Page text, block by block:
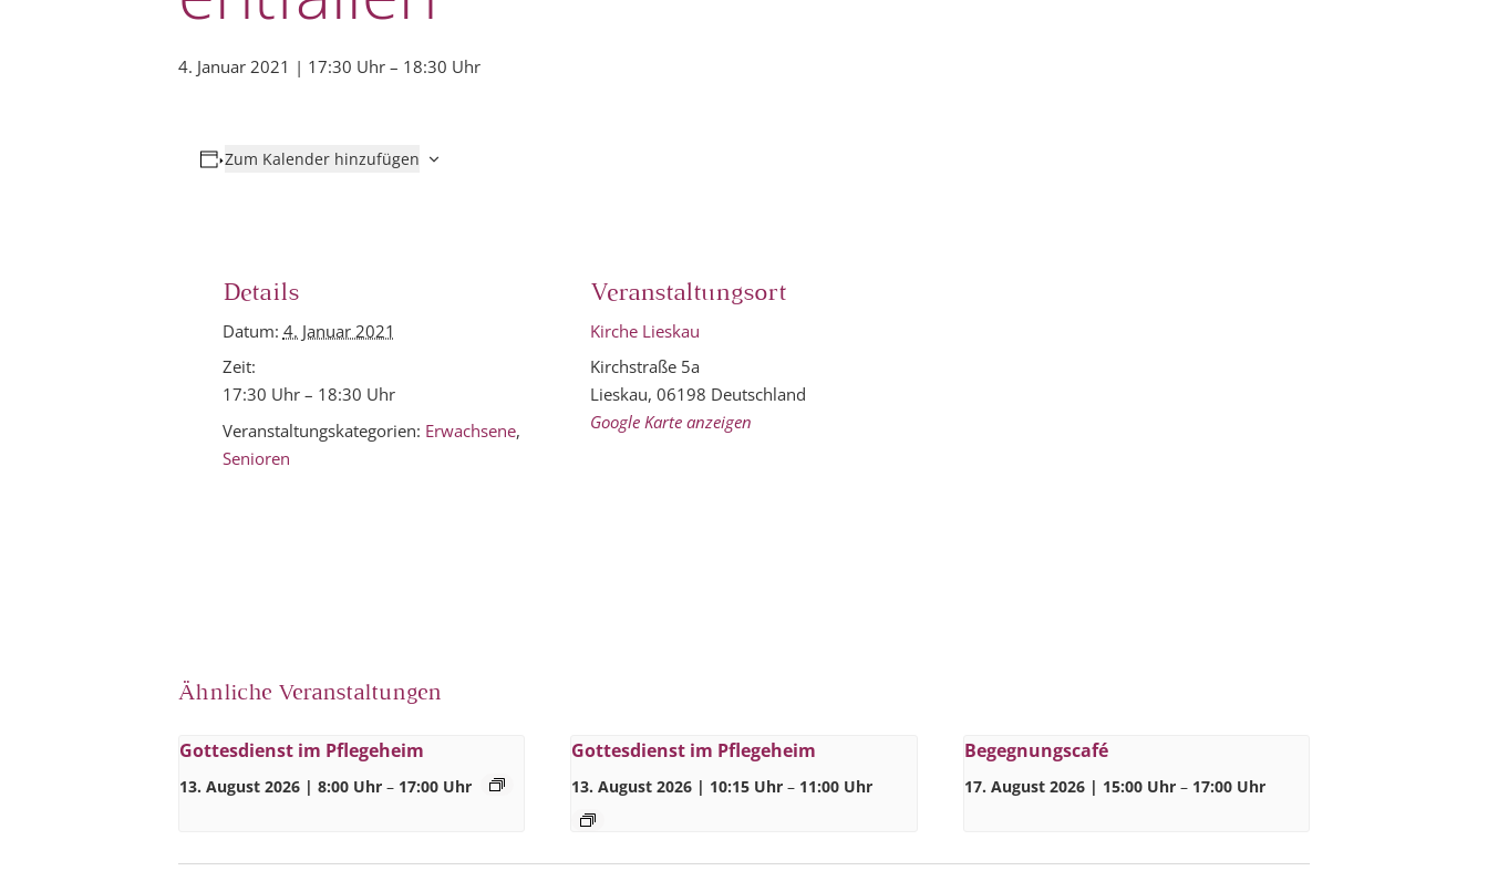
4. Januar 2021 | 17:30 Uhr – 18:30 Uhr
Zum Kalender hinzufügen
Details
Datum: 4. Januar 2021
Zeit:
17:30 Uhr – 18:30 Uhr
Veranstaltungskategorien: Erwachsene,
Senioren
Veranstaltungsort
Kirche Lieskau
Kirchstraße 5a
Lieskau, 06198 Deutschland
Google Karte anzeigen
Ähnliche Veranstaltungen
Gottesdienst im Pflegeheim
13. August 2026 | 8:00 Uhr – 17:00 Uhr
Gottesdienst im Pflegeheim
13. August 2026 | 10:15 Uhr – 11:00 Uhr
Begegnungscafé
17. August 2026 | 15:00 Uhr – 17:00 Uhr